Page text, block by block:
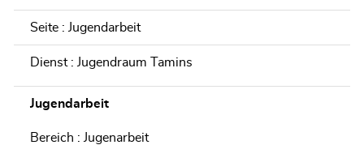
Seite : Jugendarbeit
Dienst : Jugendraum Tamins
Jugendarbeit
Bereich : Jugenarbeit